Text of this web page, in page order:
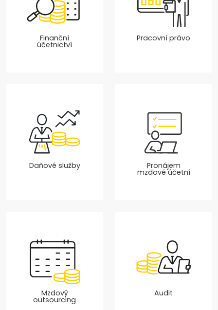
Finanční
účetnictví
Pracovní právo
Daňové služby Pronájem
mzdové účetní
Mzdový
outsourcing
Audit